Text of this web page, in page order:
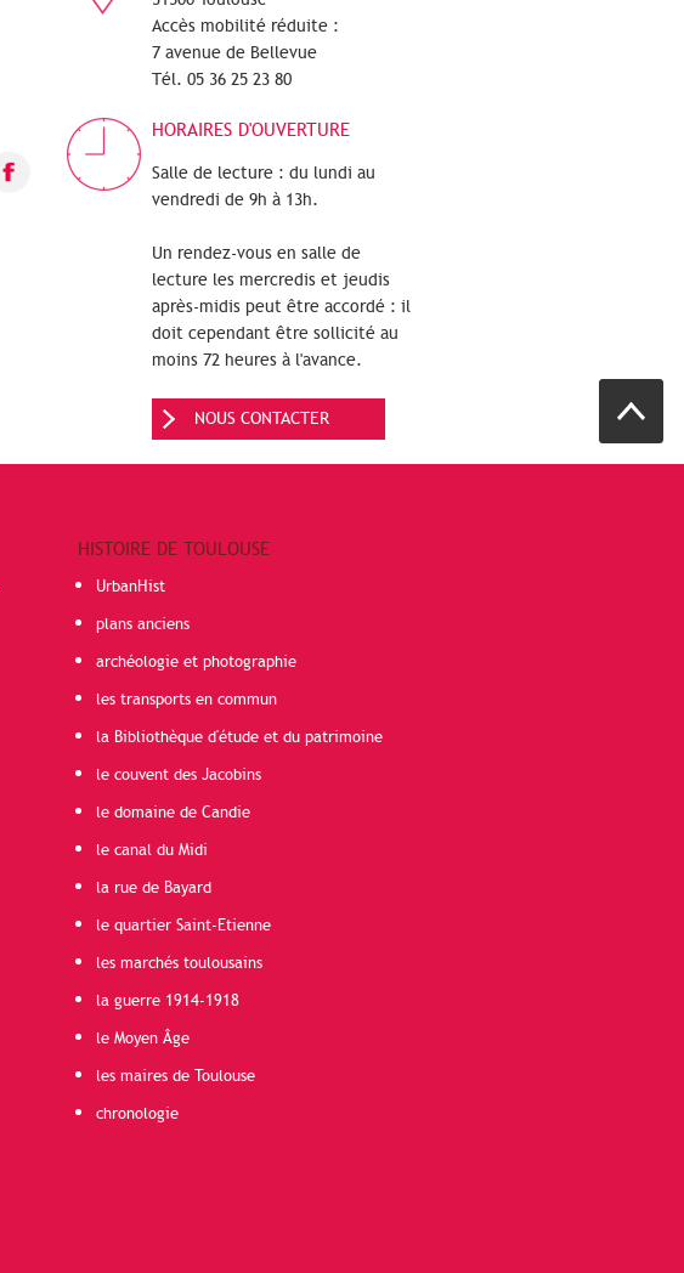
Accès mobilité réduite :
7 avenue de Bellevue
Tél. 05 36 25 23 80
HORAIRES D'OUVERTURE
Salle de lecture : du lundi au
vendredi de 9h à 13h.
Un rendez-vous en salle de
lecture les mercredis et jeudis
après-midis peut être accordé : il
doit cependant être sollicité au
moins 72 heures à l'avance.
NOUS CONTACTER
HISTOIRE DE TOULOUSE
UrbanHist
plans anciens
archéologie et photographie
les transports en commun
la Bibliothèque d'étude et du patrimoine
le couvent des Jacobins
le domaine de Candie
le canal du Midi
la rue de Bayard
le quartier Saint-Etienne
les marchés toulousains
la guerre 1914-1918
le Moyen Âge
les maires de Toulouse
chronologie